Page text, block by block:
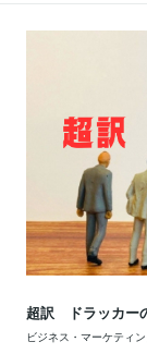
超訳 ドラッカー
ビジネス・マーケティ